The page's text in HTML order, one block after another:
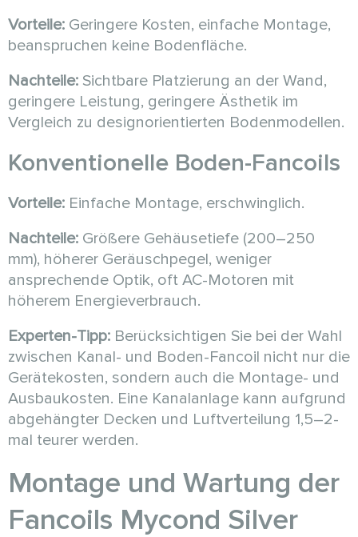
Vorteile: Geringere Kosten, einfache Montage,
beanspruchen keine Bodenfläche.
Nachteile: Sichtbare Platzierung an der Wand,
geringere Leistung, geringere Ästhetik im
Vergleich zu designorientierten Bodenmodellen.
Konventionelle Boden-Fancoils
Vorteile: Einfache Montage, erschwinglich.
Nachteile: Größere Gehäusetiefe (200–250
mm), höherer Geräuschpegel, weniger
ansprechende Optik, oft AC-Motoren mit
höherem Energieverbrauch.
Experten-Tipp: Berücksichtigen Sie bei der Wahl
zwischen Kanal- und Boden-Fancoil nicht nur die
Gerätekosten, sondern auch die Montage- und
Ausbaukosten. Eine Kanalanlage kann aufgrund
abgehängter Decken und Luftverteilung 1,5–2-
mal teurer werden.
Montage und Wartung der
Fancoils Mycond Silver